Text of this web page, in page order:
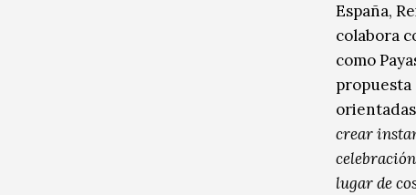
España,
colabora
como
propuesta
crear
lugar de